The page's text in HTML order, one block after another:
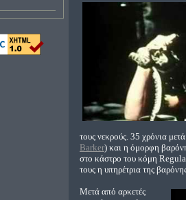
τους νεκρούς. 35 χρόνια
Barker) και η όμορφη
στο κάστρο του κόμη
τους η υπηρέτρια της
Μετά από αρκετές